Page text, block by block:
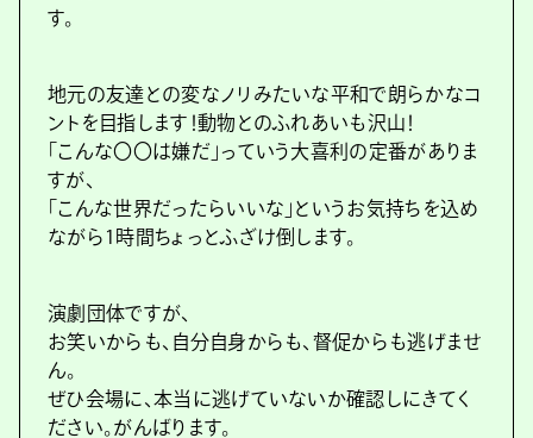
す。
地元の友達との変なノリみたいな平和で朗らかなコ
ントを目指します！動物とのふれあいも沢山！
「こんな〇〇は嫌だ」っていう大喜利の定番がありま
すが、
「こんな世界だったらいいな」というお気持ちを込め
ながら1時間ちょっとふざけ倒します。
演劇団体ですが、
お笑いからも、自分自身からも、督促からも逃げませ
ん。
ぜひ会場に、本当に逃げていないか確認しにきてく
ださい。がんばります。